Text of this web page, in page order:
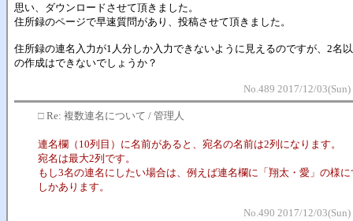
思い、ダウンロードさせて頂きました。
住所録のページで早速質問があり、投稿させて頂きました。
住所録の連名入力が1人分しか入力できないように見えるのですが、2名
の作成はできないでしょうか？
No.489 2017/12/
□ Re: 複数連名について / 管理人
連名欄（10列目）に名前があると、宛名の名前は2列になります。
宛名は最大2列です。
もし3名の連名にしたい場合は、例えば連名欄に「翔太・愛」の様
しかあります。
No.490 2017/12/